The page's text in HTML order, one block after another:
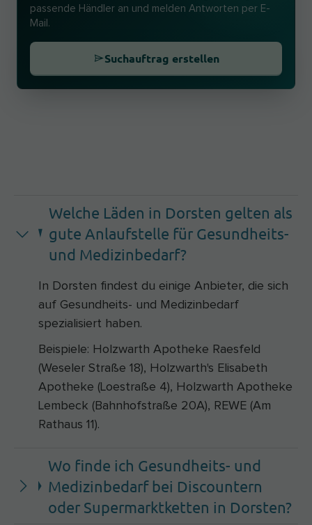
passende Händler an und melden Antworten per E-
Mail.
Suchauftrag erstellen
Welche Läden in Dorsten gelten als
gute Anlaufstelle für Gesundheits-
und Medizinbedarf?
In Dorsten findest du einige Anbieter, die sich
auf Gesundheits- und Medizinbedarf
spezialisiert haben.
Beispiele: Holzwarth Apotheke Raesfeld
(Weseler Straße 18), Holzwarth's Elisabeth
Apotheke (Loestraße 4), Holzwarth Apotheke
Lembeck (Bahnhofstraße 20A), REWE (Am
Rathaus 11).
Wo finde ich Gesundheits- und
Medizinbedarf bei Discountern
oder Supermarktketten in Dorsten?